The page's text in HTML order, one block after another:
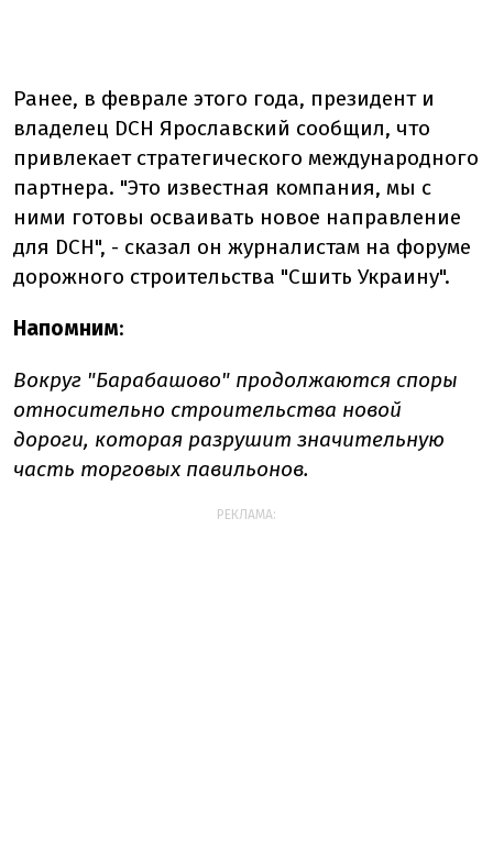
Ранее, в феврале этого года, президент и
владелец DCH Ярославский сообщил, что
привлекает стратегического международного
партнера. "Это известная компания, мы с
ними готовы осваивать новое направление
для DCH", - сказал он журналистам на форуме
дорожного строительства "Сшить Украину".
Напомним:
Вокруг "Барабашово" продолжаются споры
относительно строительства новой
дороги, которая разрушит значительную
часть торговых павильонов.
РЕКЛАМА: